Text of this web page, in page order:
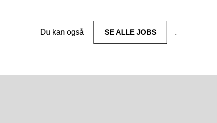
Du kan også SE ALLE JOBS .